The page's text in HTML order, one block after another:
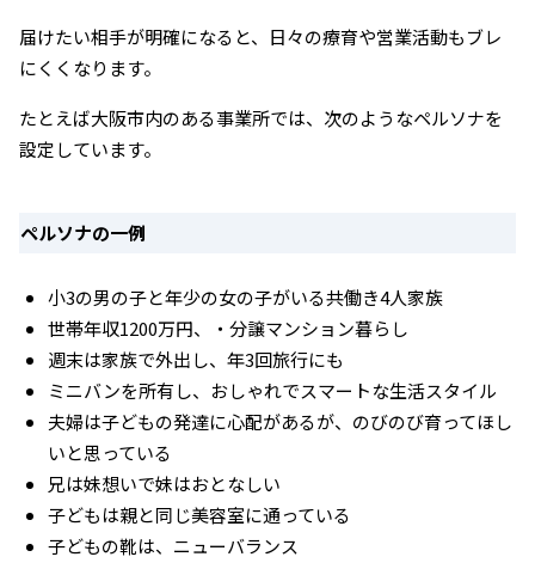
届けたい相手が明確になると、日々の療育や営業活動もブレ
にくくなります。
たとえば大阪市内のある事業所では、次のようなペルソナを
設定しています。
ペルソナの一例
小3の男の子と年少の女の子がいる共働き4人家族
世帯年収1200万円、・分譲マンション暮らし
週末は家族で外出し、年3回旅行にも
ミニバンを所有し、おしゃれでスマートな生活スタイル
夫婦は子どもの発達に心配があるが、のびのび育ってほし
いと思っている
兄は妹想いで妹はおとなしい
子どもは親と同じ美容室に通っている
子どもの靴は、ニューバランス